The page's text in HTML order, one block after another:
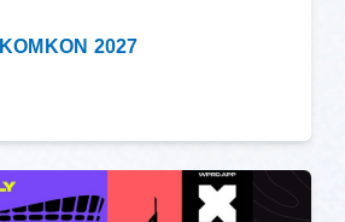
2027